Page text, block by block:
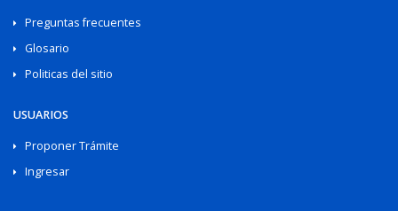
Preguntas frecuentes
Glosario
Politicas del sitio
USUARIOS
Proponer Trámite
Ingresar